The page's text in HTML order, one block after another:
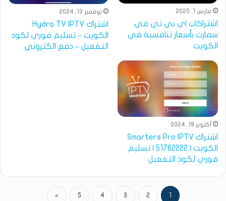
مارس 1, 2025
اشتراكات اي بي تي في
سمارت بأسعار تنافسية في
الكويت
نوفمبر 13, 2024
اشتراك Hydra TV IPTV
الكويت – تسليم فوري لكود
التفعيل – دفع الكتروني
أكتوبر 19, 2024
اشتراك Smarters Pro IPTV
الكويت | 51762222 | تسليم
فوري لكود التفعيل
2
3
4
5
»